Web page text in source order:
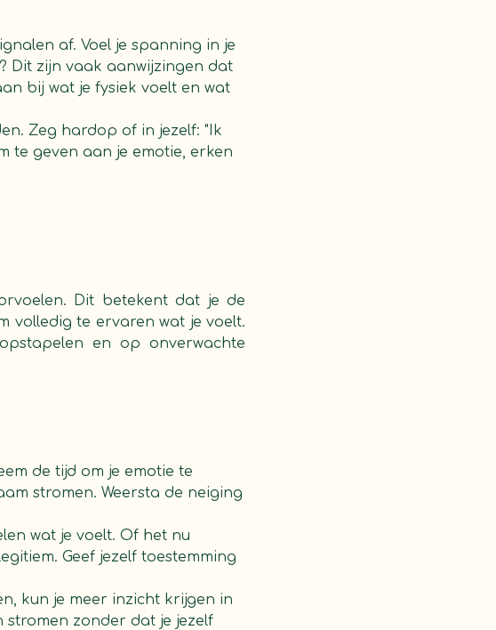
af. Voel je spanning in je
Dit zijn vaak aanwijzingen dat
bij wat je fysiek voelt en wat
Zeg hardop of in jezelf: "Ik
te geven aan je emotie, erken
Dit betekent dat je de
volledig te ervaren wat je voelt.
en op onverwachte
de tijd om je emotie te
stromen. Weersta de neiging
wat je voelt. Of het nu
Geef jezelf toestemming
kun je meer inzicht krijgen in
stromen zonder dat je jezelf